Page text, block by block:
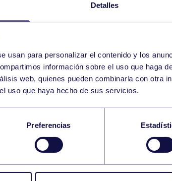
Detalles
usan para personalizar el contenido y los
información sobre el uso que haga
web, quienes pueden combinarla con otra
uso que haya hecho de sus servicios.
Preferencias
2 THURSDAY
FEBRUARY
19:30 h GIJÓN
DE LOS
– RGCC